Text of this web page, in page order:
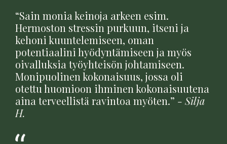
“Sain monia keinoja arkeen esim.
Hermoston stressin purkuun, itseni ja
kehoni kuuntelemiseen, oman
potentiaalini hyödyntämiseen ja myös
oivalluksia työyhteisön johtamiseen.
Monipuolinen kokonaisuus, jossa oli
otettu huomioon ihminen kokonaisuutena
aina terveellistä ravintoa myöten.” - Silja
H.